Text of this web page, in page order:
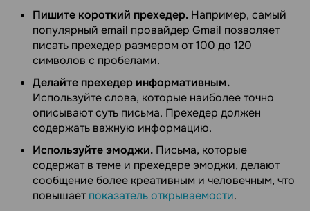
Пишите короткий прехедер. Например, самый
популярный email провайдер Gmail позволяет
писать прехедер размером от 100 до 120
символов с пробелами.
Делайте прехедер информативным.
Используйте слова, которые наиболее точно
описывают суть письма. Прехедер должен
содержать важную информацию.
Используйте эмоджи. Письма, которые
содержат в теме и прехедере эмоджи, делают
сообщение более креативным и человечным, что
повышаетпоказатель открываемости.